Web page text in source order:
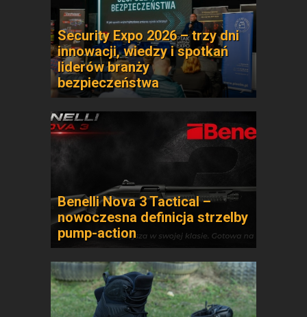
Security Expo 2026 – trzy dni
innowacji, wiedzy i spotkań
liderów branży
bezpieczeństwa
Benelli Nova 3 Tactical –
nowoczesna definicja strzelby
pump-action